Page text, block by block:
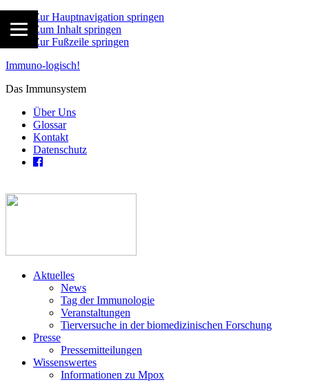
Zur Hauptnavigation springen
Zum Inhalt springen
Zur Fußzeile springen
Immuno-logisch!
Das Immunsystem
Über Uns
Glossar
Kontakt
Datenschutz
Aktuelles
News
Tag der Immunologie
Veranstaltungen
Tierversuche in der biomedizinischen Forschung
Presse
Pressemitteilungen
Wissenswertes
Informationen zu Mpox